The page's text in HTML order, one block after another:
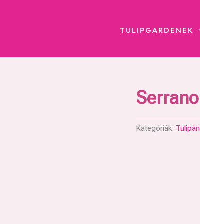
TULIPGARDENEK
Serrano
Kategóriák: Tulipán